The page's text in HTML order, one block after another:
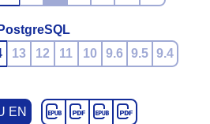
PostgreSQL
13 12 11 10 9.6 9.5 9.4
EN